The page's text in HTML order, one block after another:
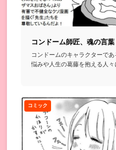
コンドーム師匠、魂の言葉
コンドームのキャラクターで
悩みや人生の葛藤を抱える人
コミック